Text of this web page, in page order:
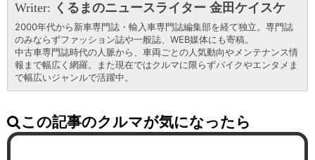
Writer: くるまのニュースライター 金田ケイスケ
2000年代から新車専門誌・輸入車専門誌編集部を経て独立。専門誌
のみならずファッション誌や一般誌、WEB媒体にも寄稿。
中古車専門誌時代の人脈から、車両ごとの人気動向やメンテナンス情
報まで幅広く網羅。また現在ではクルマに限らずバイクやエンタメま
で幅広いジャンルで活躍中。
この記事のクルマが気になったら